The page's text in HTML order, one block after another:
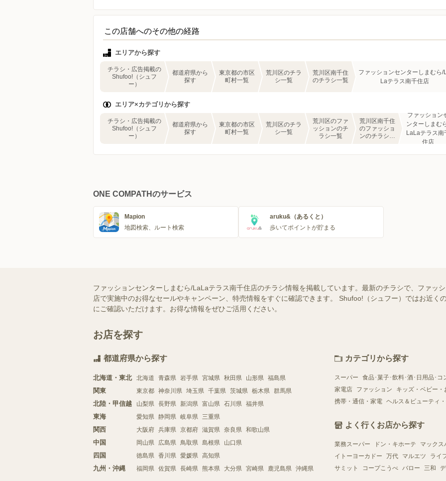
この店舗へのその他の経路
エリアから探す
チラシ・広告掲載の
Shufoo!（シュフ
ー）
都道府県から
探す
東京都の市区
町村一覧
荒川区のチラ
シ一覧
荒川区南千住
のチラシ一覧
ファッションセンターしまむら/
Laテラス南千住店
エリア×カテゴリから探す
チラシ・広告掲載の
Shufoo!（シュフ
ー）
都道府県から
探す
東京都の市区
町村一覧
荒川区のチラ
シ一覧
荒川区のファ
ッションのチ
ラシ一覧
荒川区南千住
のファッショ
ンのチラシ一
ファッション
ンターしまむ
LaLaテラス南
住店
ONE COMPATHのサービス
Mapion
地図検索、ルート検索
aruku&（あるくと）
歩いてポイントが貯まる
ファッションセンターしまむら/LaLaテラス南千住店のチラシ情報を掲載しています。最新のチラシで、ファッ
店で実施中のお得なセールやキャンペーン、特売情報をすぐに確認できます。 Shufoo!（シュフー）ではお近く
にご確認いただけます。お得な情報をぜひご活用ください。
お店を探す
都道府県から探す
北海道・東北 北海道 青森県 岩手県 宮城県 秋田県 山形県 福島県
関東 東京都 神奈川県 埼玉県 千葉県 茨城県 栃木県 群馬県
北陸・甲信越 山梨県 長野県 新潟県 富山県 石川県 福井県
東海 愛知県 静岡県 岐阜県 三重県
関西 大阪府 兵庫県 京都府 滋賀県 奈良県 和歌山県
中国 岡山県 広島県 鳥取県 島根県 山口県
四国 徳島県 香川県 愛媛県 高知県
九州・沖縄 福岡県 佐賀県 長崎県 熊本県 大分県 宮崎県 鹿児島県 沖縄県
カテゴリから探す
スーパー 食品･菓子･飲料･酒･日用品･コ
家電店
ファッション キッズ・ベビー・
携帯・通信・家電 ヘルス＆ビューティ
よく行くお店から探す
業務スーパー ドン・キホーテ マックス
イトーヨーカドー
万代 マルエツ ライ
サミット
コープこうべ バロー 三和